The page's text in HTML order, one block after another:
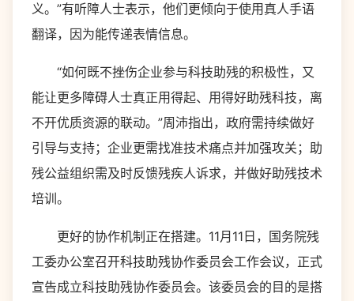
义。”有听障人士表示，他们更倾向于使用真人手语
翻译，因为能传递表情信息。
“如何既不挫伤企业参与科技助残的积极性，又
能让更多障碍人士真正用得起、用得好助残科技，离
不开优质资源的联动。”周沛指出，政府需持续做好
引导与支持；企业更需找准技术痛点并加强攻关；助
残公益组织需及时反馈残疾人诉求，并做好助残技术
培训。
更好的协作机制正在搭建。11月11日，国务院残
工委办公室召开科技助残协作委员会工作会议，正式
宣告成立科技助残协作委员会。该委员会的目的是搭